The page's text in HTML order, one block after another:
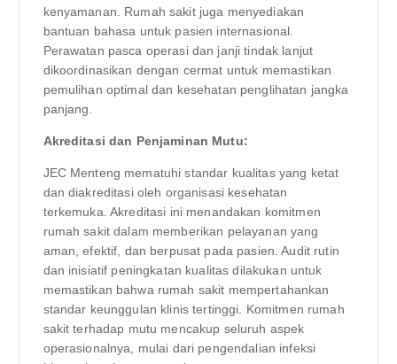
kenyamanan. Rumah sakit juga menyediakan
bantuan bahasa untuk pasien internasional.
Perawatan pasca operasi dan janji tindak lanjut
dikoordinasikan dengan cermat untuk memastikan
pemulihan optimal dan kesehatan penglihatan jangka
panjang.
Akreditasi dan Penjaminan Mutu:
JEC Menteng mematuhi standar kualitas yang ketat
dan diakreditasi oleh organisasi kesehatan
terkemuka. Akreditasi ini menandakan komitmen
rumah sakit dalam memberikan pelayanan yang
aman, efektif, dan berpusat pada pasien. Audit rutin
dan inisiatif peningkatan kualitas dilakukan untuk
memastikan bahwa rumah sakit mempertahankan
standar keunggulan klinis tertinggi. Komitmen rumah
sakit terhadap mutu mencakup seluruh aspek
operasionalnya, mulai dari pengendalian infeksi